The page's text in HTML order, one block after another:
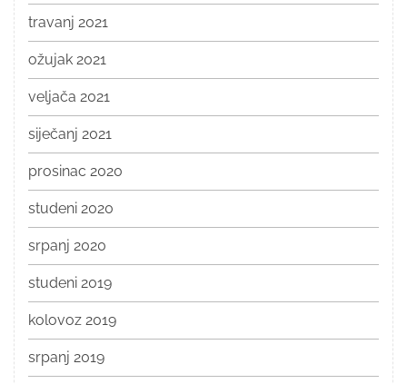
travanj 2021
ožujak 2021
veljača 2021
siječanj 2021
prosinac 2020
studeni 2020
srpanj 2020
studeni 2019
kolovoz 2019
srpanj 2019